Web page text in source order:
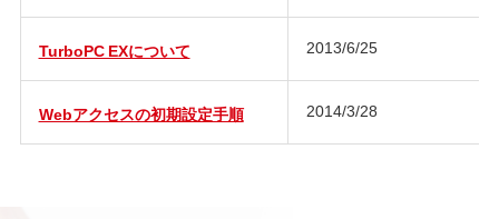
TurboPC EXについて 2013/6/25
Webアクセスの初期設定手順 2014/3/28